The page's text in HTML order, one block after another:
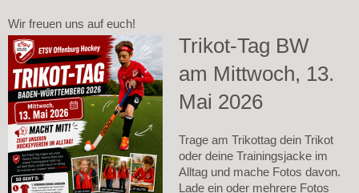
Wir freuen uns auf euch!
Trikot-Tag BW
am Mittwoch, 13.
Mai 2026
Trage am Trikottag dein Trikot
oder deine Trainingsjacke im
Alltag und mache Fotos davon.
Lade ein oder mehrere Fotos